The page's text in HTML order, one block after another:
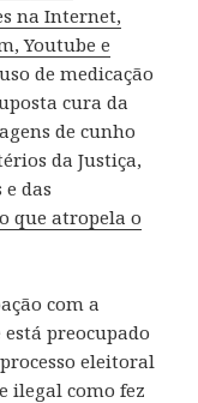
na Internet,
Youtube e
de medicação
cura da
de cunho
da Justiça,
das
que atropela o
com a
preocupado
eleitoral
ilegal como fez